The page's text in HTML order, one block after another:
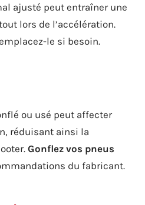
ajusté peut entraîner une
lors de l’accélération.
le si besoin.
ou usé peut affecter
réduisant ainsi la
Gonflez vos pneus
du fabricant.